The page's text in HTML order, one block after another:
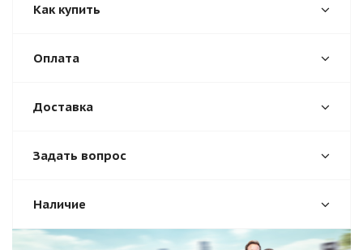
Как купить
Оплата
Доставка
Задать вопрос
Наличие